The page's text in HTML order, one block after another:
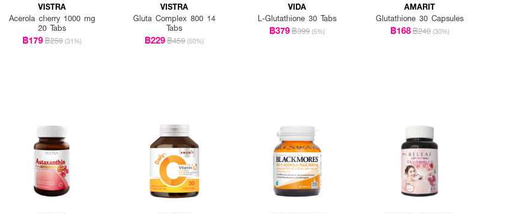
VISTRA
Acerola cherry 1000 mg
20 Tabs
฿179฿259 (31%)
VISTRA
Gluta Complex 800 14
Tabs
฿229฿459 (50%)
VIDA
L-Glutathione 30 Tabs
฿379฿399 (5%)
AMARIT
Glutathione 30 Capsules
฿168฿240 (30%)